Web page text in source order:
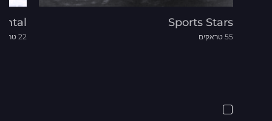
Sports Stars
55 טראקים 22 טראקים